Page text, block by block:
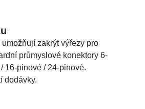
zakrýt výřezy pro
průmyslové konektory 6-
16-pinové / 24-pinové.
dodávky.